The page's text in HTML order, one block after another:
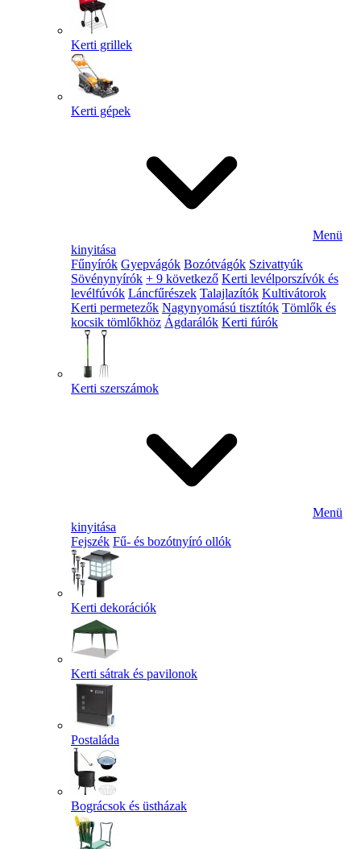
Kerti grillek
Kerti gépek
Menü
kinyitása
Fűnyírók Gyepvágók Bozótvágók Szivattyúk
Sövénynyírók + 9 következő Kerti levélporszívók és
levélfúvók Láncfűrészek Talajlazítók Kultivátorok
Kerti permetezők Nagynyomású tisztítók Tömlők és
kocsik tömlőkhöz Ágdarálók Kerti fúrók
Kerti szerszámok
Menü
kinyitása
Fejszék Fű- és bozótnyíró ollók
Kerti dekorációk
Kerti sátrak és pavilonok
Postaláda
Bográcsok és üstházak